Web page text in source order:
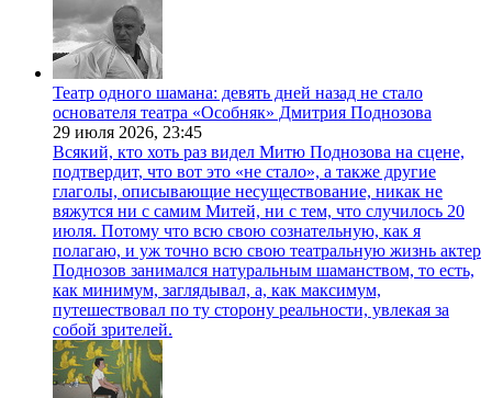
Театр одного шамана: девять дней назад не стало
основателя театра «Особняк» Дмитрия Поднозова
29 июля 2026, 23:45
Всякий, кто хоть раз видел Митю Поднозова на сцене,
подтвердит, что вот это «не стало», а также другие
глаголы, описывающие несуществование, никак не
вяжутся ни с самим Митей, ни с тем, что случилось 20
июля. Потому что всю свою сознательную, как я
полагаю, и уж точно всю свою театральную жизнь актер
Поднозов занимался натуральным шаманством, то есть,
как минимум, заглядывал, а, как максимум,
путешествовал по ту сторону реальности, увлекая за
собой зрителей.